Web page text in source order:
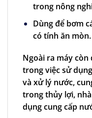
trong nông
Dùng để bơm
có tính ăn mòn.
Ngoài ra máy
trong việc sử
và xử lý nước,
trong thủy lợi,
dụng cung cấp